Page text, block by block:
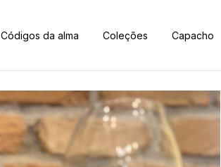
Códigos da alma Coleções Capacho